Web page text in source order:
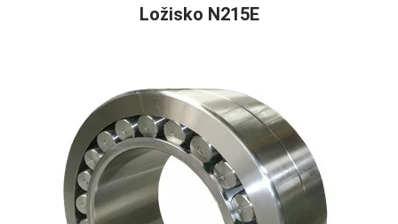
Ložisko N215E